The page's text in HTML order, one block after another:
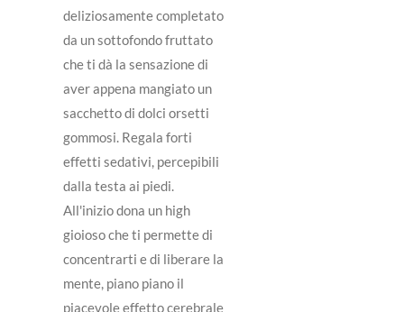
deliziosamente completato
da un sottofondo fruttato
che ti dà la sensazione di
aver appena mangiato un
sacchetto di dolci orsetti
gommosi. Regala forti
effetti sedativi, percepibili
dalla testa ai piedi.
All'inizio dona un high
gioioso che ti permette di
concentrarti e di liberare la
mente, piano piano il
piacevole effetto cerebrale